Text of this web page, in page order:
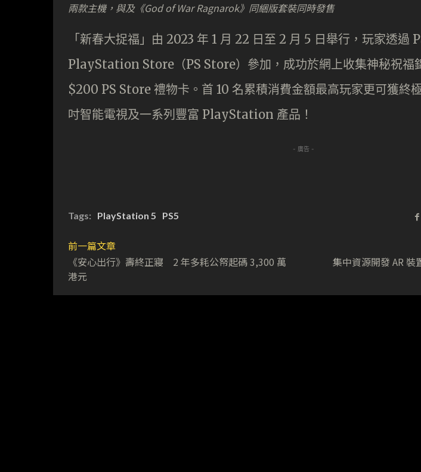
兩款主機，與及《God of War Ragnarok》同綑版套裝同時發售
「新春大捉福」由 2023 年 1 月 22 日至 2 月 5 日舉行，玩家透過
PlayStation Store（PS Store）參加，成功於網上收集神秘祝福
$200 PS Store 禮物卡。首 10 名累積消費金額最高玩家更可獲終
吋智能電視及一系列豐富 PlayStation 產品！
- 廣告 -
Tags: PlayStation 5 PS5
前一篇文章
《安心出行》壽終正寢 2 年多耗公帑起碼 3,300 萬
港元
集中資源開發 AR